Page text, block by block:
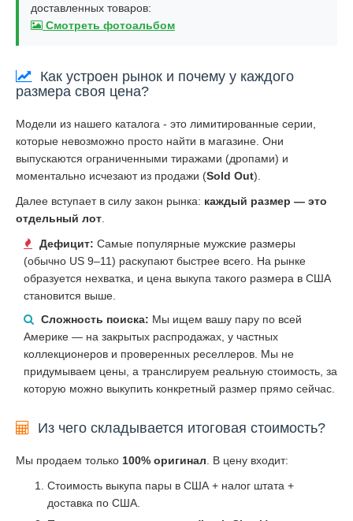
доставленных товаров:
Смотреть фотоальбом
Как устроен рынок и почему у каждого
размера своя цена?
Модели из нашего каталога - это лимитированные серии,
которые невозможно просто найти в магазине. Они
выпускаются ограниченными тиражами (дропами) и
моментально исчезают из продажи (Sold Out).
Далее вступает в силу закон рынка: каждый размер — это
отдельный лот
Дефицит: Самые популярные мужские размеры
(обычно US 9–11) раскупают быстрее всего. На рынке
образуется нехватка, и цена выкупа такого размера в США
становится выше.
Сложность поиска: Мы ищем вашу пару по всей
Америке — на закрытых распродажах, у частных
коллекционеров и проверенных реселлеров. Мы не
придумываем цены, а транслируем реальную стоимость, за
которую можно выкупить конкретный размер прямо сейчас.
Из чего складывается итоговая стоимость?
Мы продаем только 100% оригинал . В цену входит:
Стоимость выкупа пары в США + налог штата +
доставка по США.